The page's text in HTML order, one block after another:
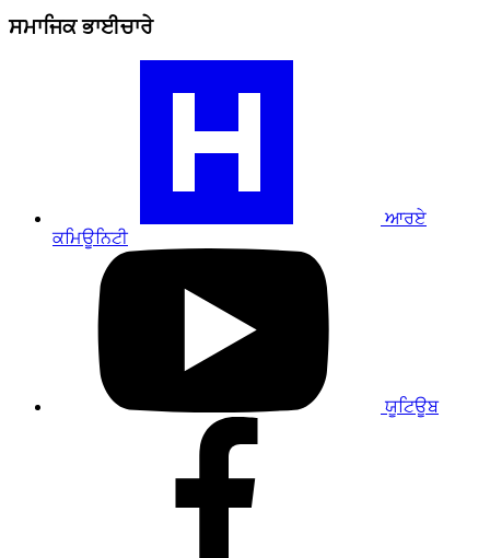
ਸਮਾਜਿਕ ਭਾਈਚਾਰੇ
ਆਰਏ
ਕਮਿਊਨਿਟੀ
YouTube
ਪ੍ਰੋਫਾਈਲ
ਯੂਟਿਊਬ